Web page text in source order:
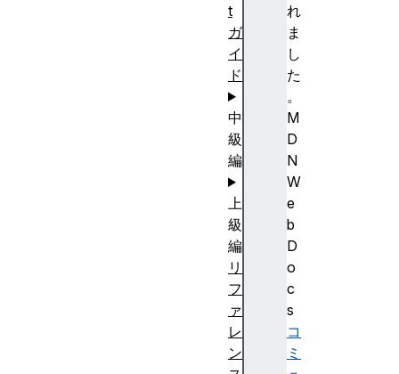
れ
ま
し
た
。
M
D
N
W
e
b
D
o
c
s
コ
ミ
t
ガ
イ
ド
中
級
編
上
級
編
リ
フ
ァ
レ
ン